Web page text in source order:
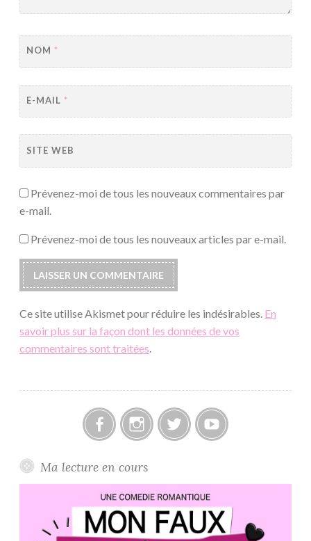
NOM *
E-MAIL *
SITE WEB
Prévenez-moi de tous les nouveaux commentaires par
e-mail.
Prévenez-moi de tous les nouveaux articles par e-mail.
Ce site utilise Akismet pour réduire les indésirables. En
savoir plus sur la façon dont les données de vos
commentaires sont traitées.
Ma lecture en cours